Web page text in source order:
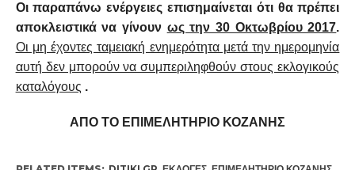
Οι παραπάνω ενέργειες επισημαίνεται ότι θα πρέπει
αποκλειστικά να γίνουν ως την 30 Οκτωβρίου 2017.
Οι μη έχοντες ταμειακή ενημερότητα μετά την ημερομηνία
αυτή δεν μπορούν να συμπεριληφθούν στους εκλογικούς
καταλόγους .
ΑΠΟ ΤΟ ΕΠΙΜΕΛΗΤΗΡΙΟ ΚΟΖΑΝΗΣ